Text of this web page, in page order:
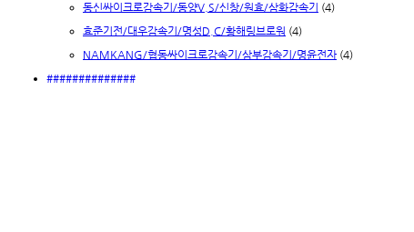
동신싸이크로감속기/동양V.S/신창/원효/삼화감속기 (4)
효준기전/대우감속기/명성D.C/황해링브로워 (4)
NAMKANG/협동싸이크로감속기/삼부감속기/명윤전자 (4)
##############